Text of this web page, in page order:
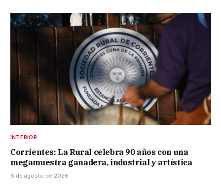
INTERIOR
Corrientes: La Rural celebra 90 años con una
megamuestra ganadera, industrial y artística
6 de agosto de 2026